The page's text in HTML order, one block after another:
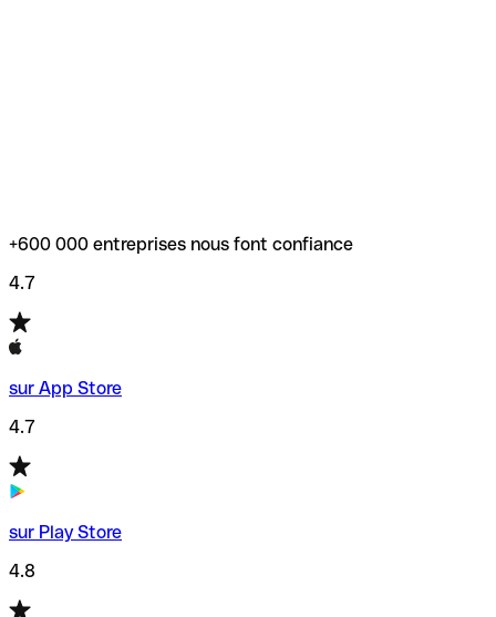
+600 000 entreprises nous font confiance
4.7
sur App Store
4.7
sur Play Store
4.8